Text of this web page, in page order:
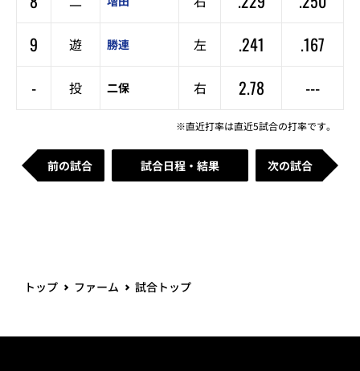
9
遊 勝連 左 .241
.167
-
投 二保 右 2.78 ---
※直近打率は直近5試合の打率です。
前の試合 試合日程・結果 次の試合
トップ ファーム 試合トップ